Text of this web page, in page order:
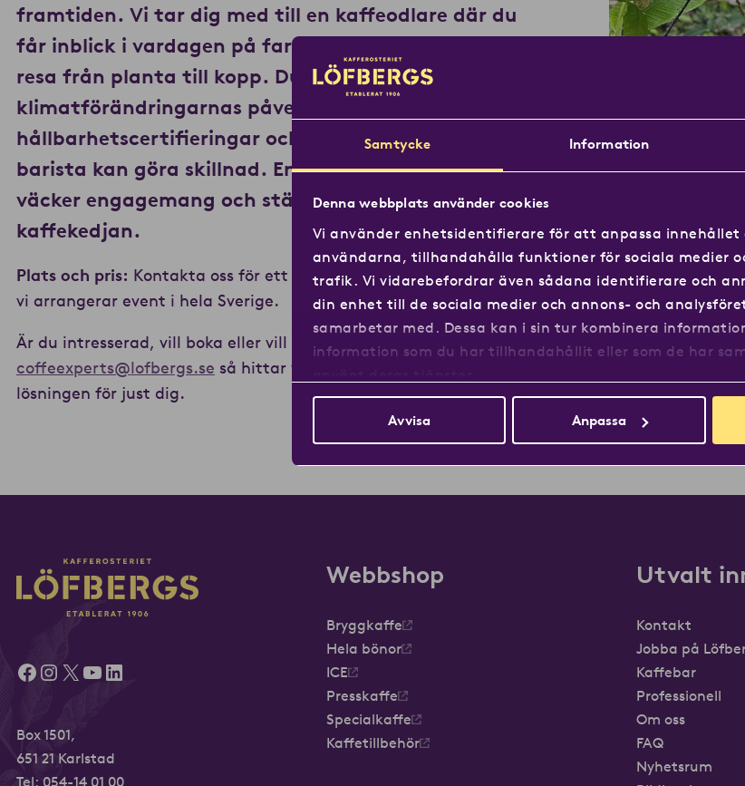
Samtycke Information
Denna webbplats använder cookies
Vi använder enhetsidentifierare för att anpassa innehållet
användarna, tillhandahålla funktioner för sociala medier
trafik. Vi vidarebefordrar även sådana identifierare och
din enhet till de sociala medier och annons- och
samarbetar med. Dessa kan i sin tur kombinera
information som du har tillhandahållit eller som de har
Avvisa Anpassa
framtiden. Vi tar dig med till en kaffeodlare där du
får inblick i vardagen på farmen och får se kaffets
resa från planta till kopp. Du får även lära dig mer om
klimatförändringarnas påverkan,
hållbarhetscertifieringar och hur du som företag eller
barista kan göra skillnad. En insiktsfull upplevelse som
väcker engagemang och stärker ansvarstagandet i
kaffekedjan.
Plats och pris: Kontakta oss för ett skräddarsytt förslag med pris –
vi arrangerar event i hela Sverige.
Är du intresserad, vill boka eller vill veta mer? Kontakta oss på
coffeexperts@lofbergs.se så hittar vi tillsammans den bästa
lösningen för just dig.
Facebook
Instagram
X YouTube
LinkedIn
Box 1501,
651 21 Karlstad
Tel: 054-14 01 00
Webbshop
Bryggkaffe
Hela bönor
ICE
Presskaffe
Specialkaffe
Kaffetillbehör
Utvalt
Kontakt
Jobba på
Kaffebar
Professionell
Om oss
FAQ
Nyhetsrum